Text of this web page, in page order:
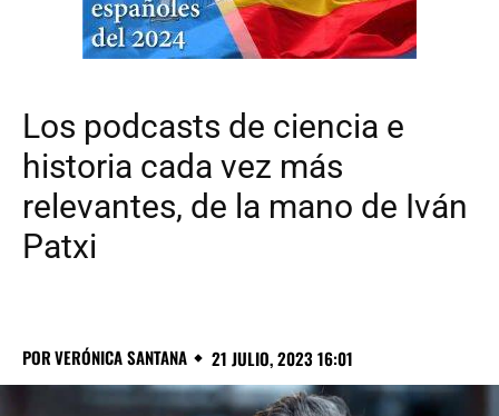
Los podcasts de ciencia e
historia cada vez más
relevantes, de la mano de Iván
Patxi
PORVERÓNICA SANTANA 21 JULIO, 2023 16:01